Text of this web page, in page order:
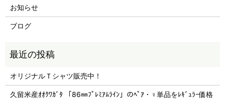
お知らせ
ブログ
オリジナルＴシャツ販売中！
久留米産ｵｵｸﾜｶﾞﾀ 「86㎜ﾌﾟﾚﾐｱﾑﾗｲﾝ」のﾍﾟｱ・♀単品をﾚｷﾞｭﾗｰ価格